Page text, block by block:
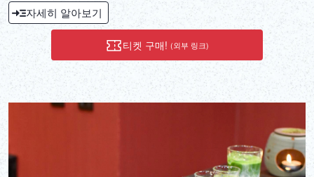
자세히 알아보기
티켓 구매! (외부 링크)